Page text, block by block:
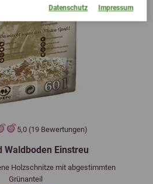
Datenschutz Impressum
5,0 (19 Bewertungen)
Waldboden Einstreu
Holzschnitze mit abgestimmten
Grünanteil